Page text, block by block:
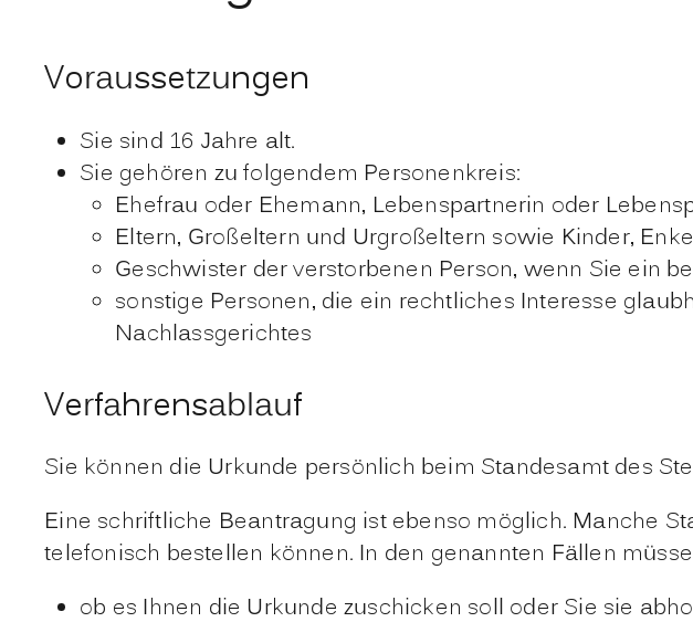
Voraussetzungen
Sie sind 16 Jahre alt.
Sie gehören zu folgendem Personenkreis:
Ehefrau oder Ehemann, Lebenspartnerin oder
Eltern, Großeltern und Urgroßeltern sowie Kinder,
Geschwister der verstorbenen Person, wenn Sie ein
sonstige Personen, die ein rechtliches Interesse
Nachlassgerichtes
Verfahrensablauf
Sie können die Urkunde persönlich beim Standesamt des
Eine schriftliche Beantragung ist ebenso möglich. Manche
telefonisch bestellen können. In den genannten Fällen
ob es Ihnen die Urkunde zuschicken soll oder Sie sie